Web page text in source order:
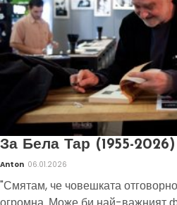
За Бела Тар (1955-2026)
Anton 06.01.2026
"Смятам, че човешката